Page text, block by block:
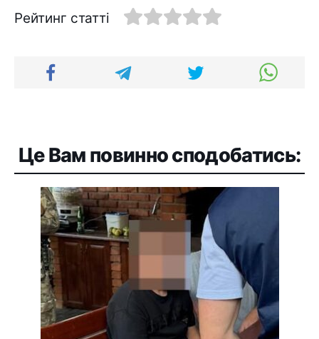
Рейтинг статті
Це Вам повинно сподобатись: